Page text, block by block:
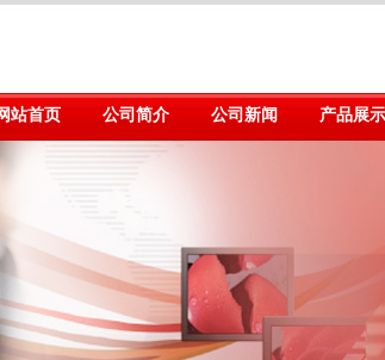
站首页 公司简介 公司新闻 产品展示